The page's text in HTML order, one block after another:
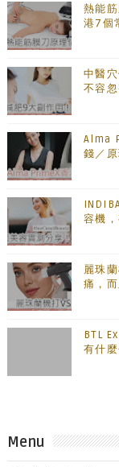
熱能
港7個
中醫
不容
Alma
錢／
容機
麗珠
痛，
BTL
有什
Menu